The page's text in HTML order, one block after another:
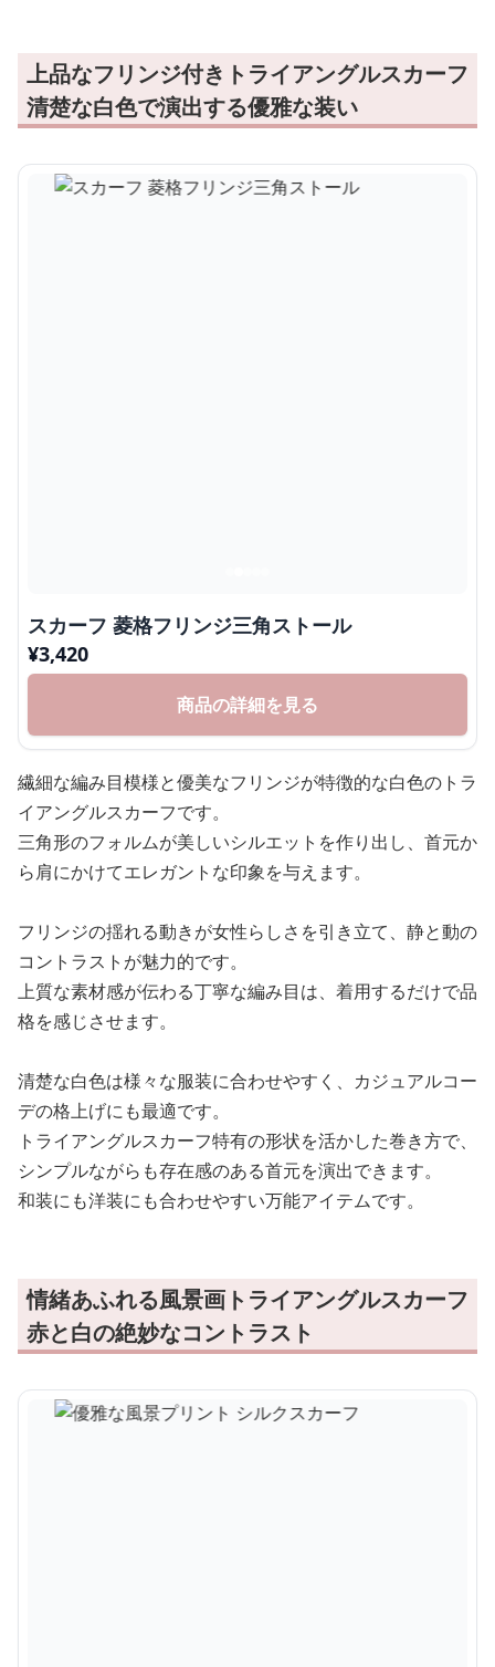
上品なフリンジ付きトライアングルスカーフ
清楚な白色で演出する優雅な装い
スカーフ 菱格フリンジ三角ストール
¥3,420
商品の詳細を見る
繊細な編み目模様と優美なフリンジが特徴的な白色のトラ
イアングルスカーフです。
三角形のフォルムが美しいシルエットを作り出し、首元か
ら肩にかけてエレガントな印象を与えます。
フリンジの揺れる動きが女性らしさを引き立て、静と動の
コントラストが魅力的です。
上質な素材感が伝わる丁寧な編み目は、着用するだけで品
格を感じさせます。
清楚な白色は様々な服装に合わせやすく、カジュアルコー
デの格上げにも最適です。
トライアングルスカーフ特有の形状を活かした巻き方で、
シンプルながらも存在感のある首元を演出できます。
和装にも洋装にも合わせやすい万能アイテムです。
情緒あふれる風景画トライアングルスカーフ
赤と白の絶妙なコントラスト